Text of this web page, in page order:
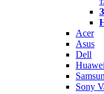
Acer
Asus
Dell
Huawei
Sony